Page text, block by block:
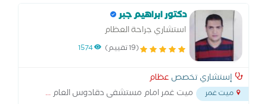
دكتور ابراهيم جبر
استشاري جراحة العظام
(19 تقييم) 1574
إستشاري تخصص عظام
ميت غمر ميت غمر امام مستشفى دقادوس العام...